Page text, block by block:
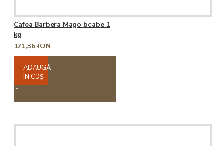
Cafea Barbera Mago boabe 1
kg
171,36RON
ADAUGĂ
ÎN COŞ